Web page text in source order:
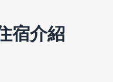
宿介紹